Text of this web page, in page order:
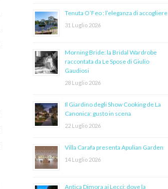
Tenuta O’Feo : l’eleganza di accogliere
31 Luglio 2026
Morning Bride: la Bridal Wardrobe
raccontata da Le Spose di Giulio
Gaudiosi
28 Luglio 2026
Il Giardino degli Show Cooking de La
Canonica: gusto in scena
22 Luglio 2026
Villa Carafa presenta Apulian Garden
14 Luglio 2026
Antica Dimora ai Lecci: dove la